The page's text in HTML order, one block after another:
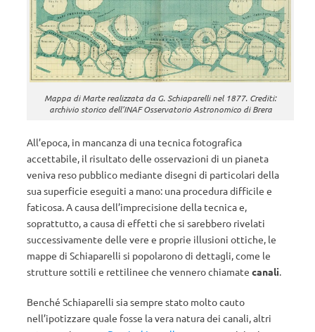
Mappa di Marte realizzata da G. Schiaparelli nel 1877. Crediti:
archivio storico dell’INAF Osservatorio Astronomico di Brera
All’epoca, in mancanza di una tecnica fotografica
accettabile, il risultato delle osservazioni di un pianeta
veniva reso pubblico mediante disegni di particolari della
sua superficie eseguiti a mano: una procedura difficile e
faticosa. A causa dell’imprecisione della tecnica e,
soprattutto, a causa di effetti che si sarebbero rivelati
successivamente delle vere e proprie illusioni ottiche, le
mappe di Schiaparelli si popolarono di dettagli, come le
strutture sottili e rettilinee che vennero chiamate canali.
Benché Schiaparelli sia sempre stato molto cauto
nell’ipotizzare quale fosse la vera natura dei canali, altri